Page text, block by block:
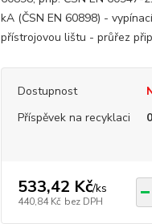
kA (ČSN EN 60898) -
přístrojovou lištu - průřez
Dostupnost
Příspěvek na recyklaci
533,42 Kč/ks
440,84 Kč bez DPH